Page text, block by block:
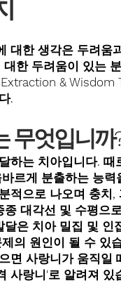
대한 생각은 두려움
한 두려움이 있는
& Wisdom
.
무엇입니까
하는 치아입니다. 때
르게 분출하는 능력
적으로 나오며 충치,
대각선 및 수평으
은 치아 밀집 및 인
의 원인이 될 수 있
면 사랑니가 움직일
사랑니'로 알려져 있